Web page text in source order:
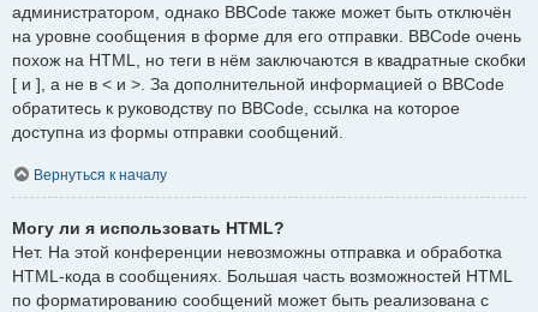
администратором, однако BBCode также может быть отключён
на уровне сообщения в форме для его отправки. BBCode очень
похож на HTML, но теги в нём заключаются в квадратные скобки
[ и ], а не в < и >. За дополнительной информацией о BBCode
обратитесь к руководству по BBCode, ссылка на которое
доступна из формы отправки сообщений.
Вернуться к началу
Могу ли я использовать HTML?
Нет. На этой конференции невозможны отправка и обработка
HTML-кода в сообщениях. Большая часть возможностей HTML
по форматированию сообщений может быть реализована с